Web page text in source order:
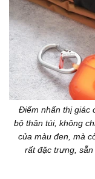
Điểm nhấn thị giác
bộ thân túi, không
của màu đen, mà
rất đặc trưng,